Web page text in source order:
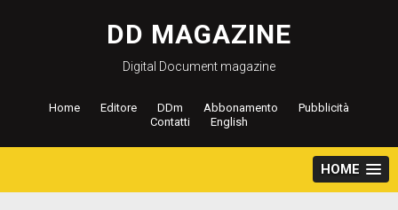
contenuto
DD MAGAZINE
Digital Document magazine
Home Editore DDm Abbonamento
Pubblicità
Contatti
English
HOME